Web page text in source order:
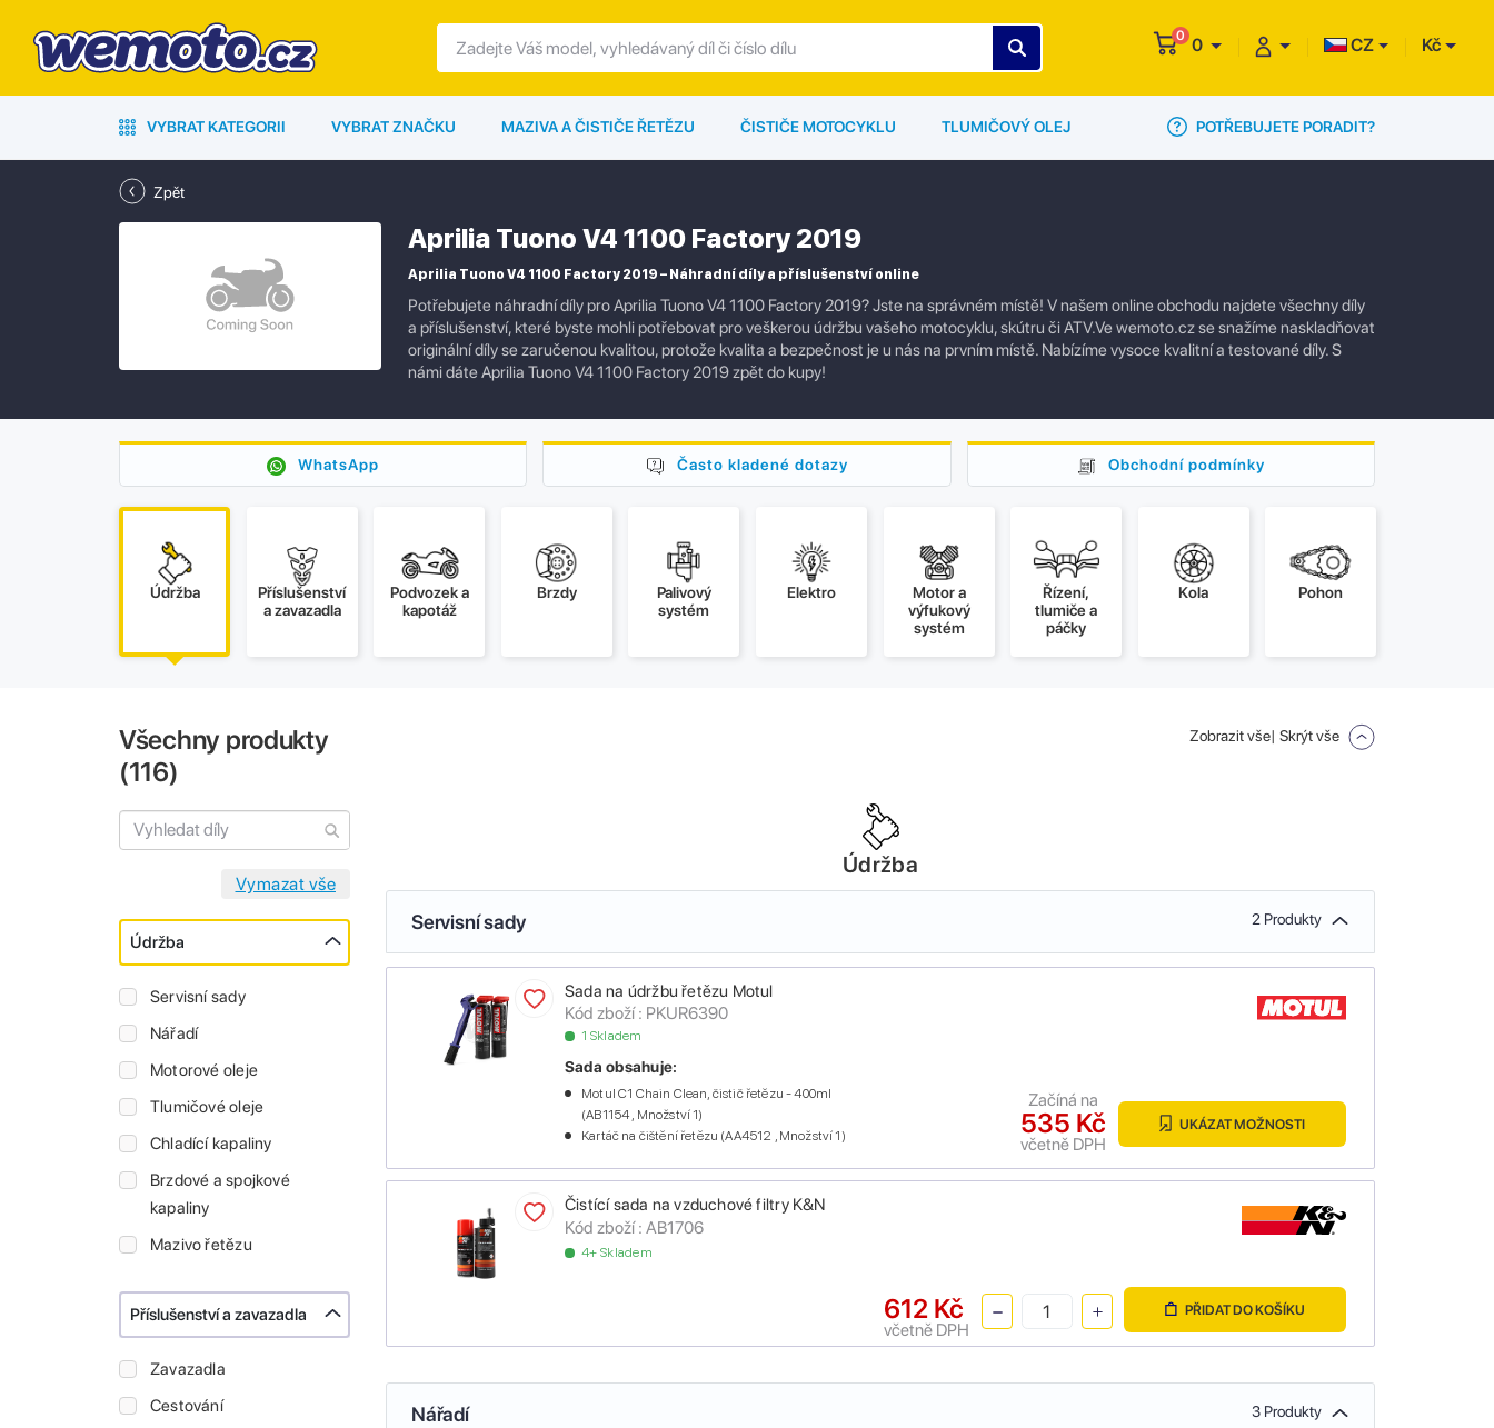
0 0 CZ Kč
VYBRAT KATEGORII VYBRAT ZNAČKU MAZIVA A ČISTIČE ŘETĚZU ČISTIČE MOTOCYKLU TLUMIČOVÝ OLEJ POTŘEBUJETE PORADIT?
Zpět
Aprilia Tuono V4 1100 Factory 2019
Aprilia Tuono V4 1100 Factory 2019 – Náhradní díly a příslušenství online
Potřebujete náhradní díly pro Aprilia Tuono V4 1100 Factory 2019? Jste na správném místě! V našem online obchodu najdete všechny díly
a příslušenství, které byste mohli potřebovat pro veškerou údržbu vašeho motocyklu, skútru či ATV.Ve wemoto.cz se snažíme naskladňovat
originální díly se zaručenou kvalitou, protože kvalita a bezpečnost je u nás na prvním místě. Nabízíme vysoce kvalitní a testované díly. S
námi dáte Aprilia Tuono V4 1100 Factory 2019 zpět do kupy!
WhatsApp Často kladené dotazy Obchodní podmínky
Údržba
Příslušenství
a zavazadla
Podvozek a
kapotáž
Brzdy
Palivový
systém
Elektro
Motor a
výfukový
systém
Řízení,
tlumiče a
páčky
Kola Pohon
Všechny produkty
(116)
Údržba
Servisní sady
Nářadí
Motorové oleje
Tlumičové oleje
Chladící kapaliny
Brzdové a spojkové
kapaliny
Mazivo řetězu
Příslušenství a zavazadla
Zavazadla
Cestování
Zobrazit vše| Skrýt vše
Údržba
Servisní sady 2 Produkty
Sada na údržbu řetězu Motul
Kód zboží : PKUR6390
1 Skladem
Sada obsahuje:
Motul C1 Chain Clean, čistič řetězu - 400ml
(AB1154 , Množství 1)
Kartáč na čištění řetězu (AA4512 , Množství 1)
535 Kč
včetně DPH
Začíná na
UKÁZAT MOŽNOSTI
Čistící sada na vzduchové filtry K&N
Kód zboží : AB1706
4+ Skladem
612 Kč
včetně DPH
PŘIDAT DO KOŠÍKU
Nářadí 3 Produkty